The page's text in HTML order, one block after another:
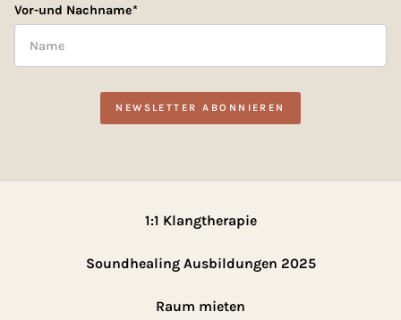
Vor-und Nachname*
1:1 Klangtherapie
Soundhealing Ausbildungen 2025
Raum mieten